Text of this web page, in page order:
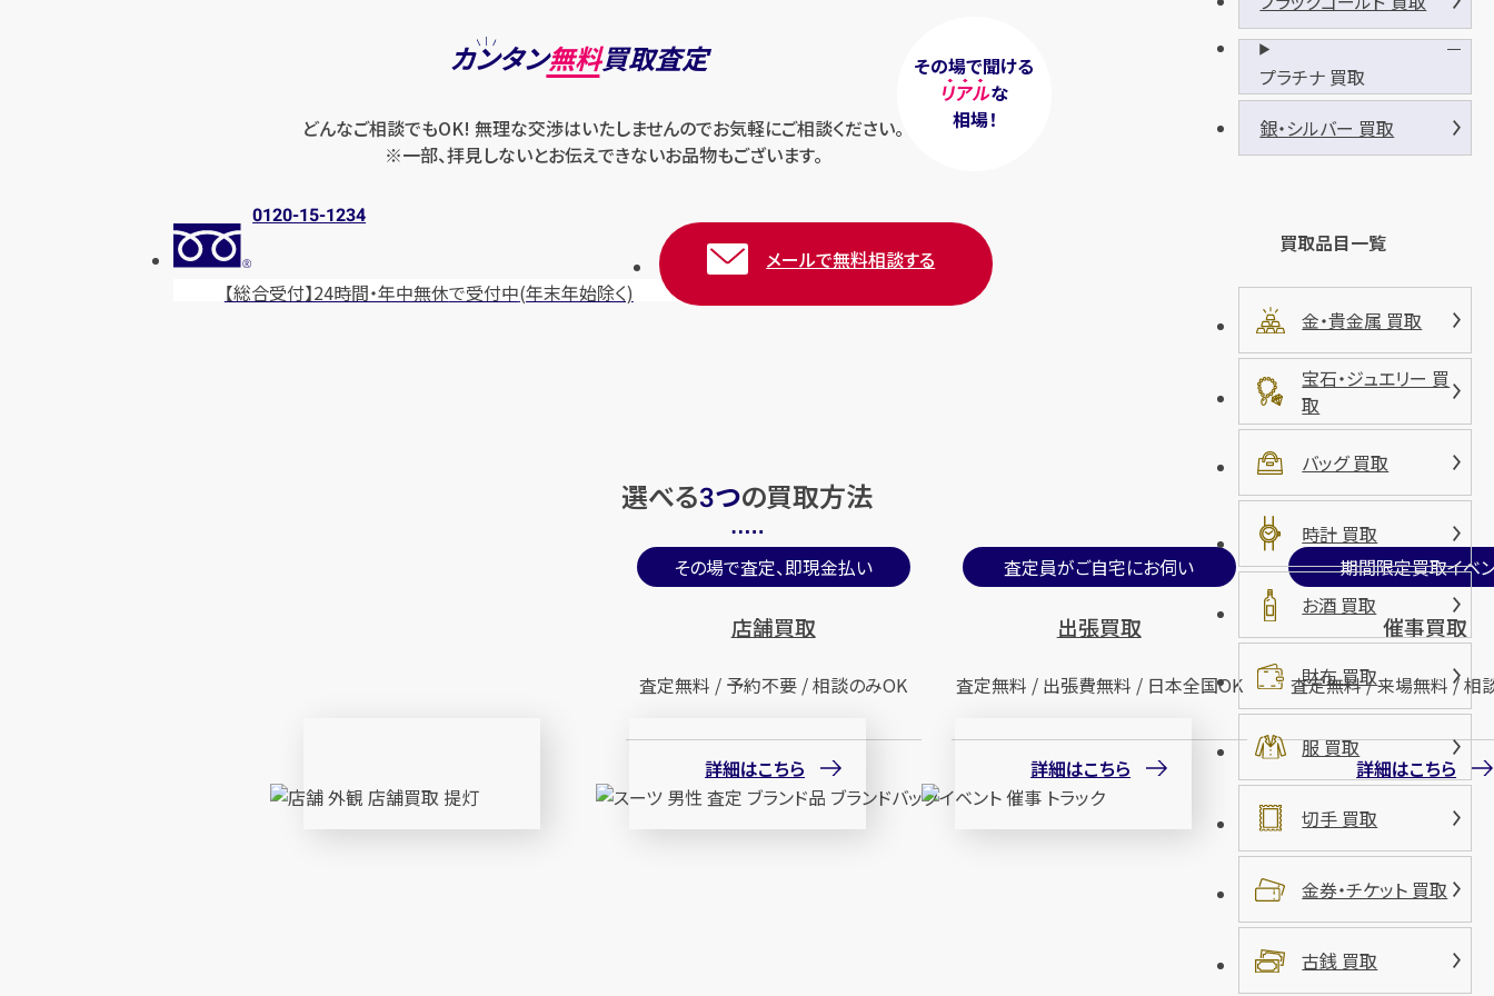
その場で聞ける
リアルな
相場！
カンタン無料買取査定
どんなご相談でもOK! 無理な交渉はいたしませんのでお気軽にご相談ください。
※一部、拝見しないとお伝えできないお品物もございます。
0120-15-1234
【総合受付】24時間・年中無休で受付中(年末年始除く)
メールで無料相談する
選べる3つの買取方法
その場で査定、即現金払い
店舗買取
査定無料 / 予約不要 / 相談のみOK
詳細はこちら
査定員がご自宅にお伺い
出張買取
査定無料 / 出張費無料 / 日本全国OK
詳細はこちら
期間限定買取イベ
催事買取
査定無料 / 来場無料 / 相
詳細はこちら
プラチナ 買取
銀・シルバー 買取
買取品目一覧
金・貴金属 買取
宝石・ジュエリー 買
取
バッグ 買取
時計 買取
お酒 買取
財布 買取
服 買取
切手 買取
金券・チケット 買取
古銭 買取